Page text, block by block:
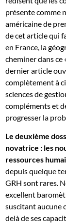
présente comme
américaine de
de cet article qui
en France, la
cheminer dans ce
dernier article
complètement à
sciences de
compléments et
progresser la
Le deuxième
novatrice : les
ressources
depuis quelque
GRH sont rares.
excellent
suscitant aucune
delà de ses